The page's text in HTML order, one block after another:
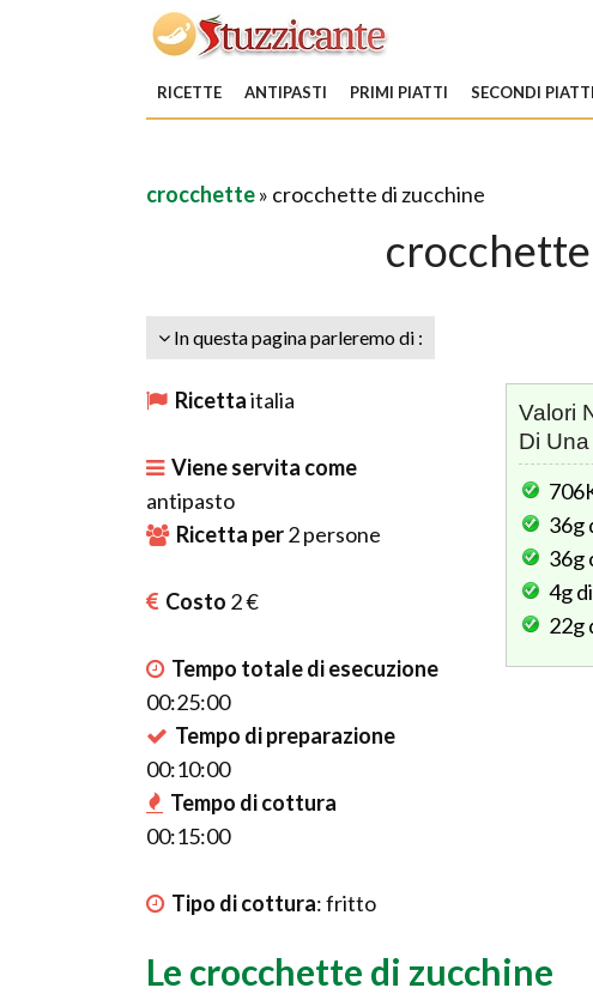
RICETTE ANTIPASTI PRIMI PIATTI SECONDI PIATTI
crocchette» crocchette di zucchine
In questa pagina parleremo di :
Ricettaitalia
Viene servita come
antipasto
Ricetta per2persone
Costo 2 €
Tempo totale di esecuzione
00:25:00
Tempo di preparazione
00:10:00
Tempo di cottura
00:15:00
Tipo di cottura:fritto
Valori
Di
36g
36g
4g
22g
Le crocchette di zucchine